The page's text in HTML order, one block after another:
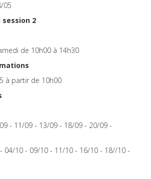
05
session 2
de 10h00 à 14h30
à partir de 10h00
- 11/09 - 13/09 - 18/09 - 20/09 -
04/10 - 09/10 - 11/10 - 16/10 - 18//10 -